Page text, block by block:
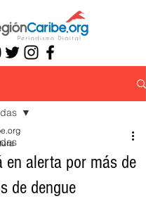
en alerta por más de
de dengue